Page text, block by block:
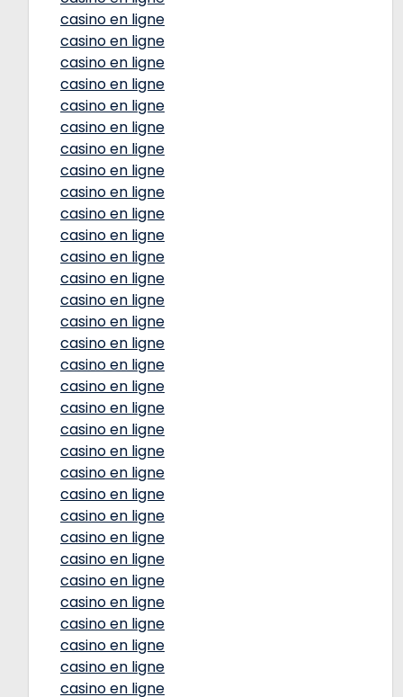
casino en ligne
casino en ligne
casino en ligne
casino en ligne
casino en ligne
casino en ligne
casino en ligne
casino en ligne
casino en ligne
casino en ligne
casino en ligne
casino en ligne
casino en ligne
casino en ligne
casino en ligne
casino en ligne
casino en ligne
casino en ligne
casino en ligne
casino en ligne
casino en ligne
casino en ligne
casino en ligne
casino en ligne
casino en ligne
casino en ligne
casino en ligne
casino en ligne
casino en ligne
casino en ligne
casino en ligne
casino en ligne